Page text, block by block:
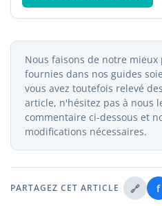
Nous faisons de notre
fournies dans nos guides
vous avez toutefois relevé
article, n'hésitez pas à nous
commentaire ci-dessous et
modifications nécessaires.
PARTAGEZ CET ARTICLE 🔗 f